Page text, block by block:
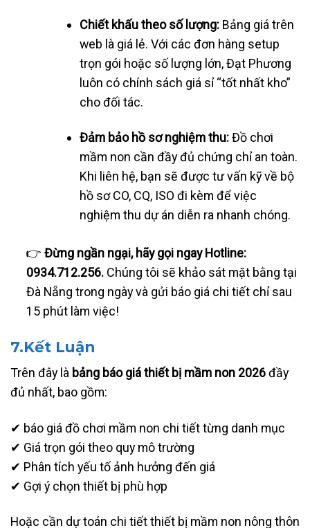
Chiết khấu theo số lượng: Bảng giá trên
web là giá lẻ. Với các đơn hàng setup
trọn gói hoặc số lượng lớn, Đạt Phương
luôn có chính sách giá sỉ “tốt nhất kho”
cho đối tác.
Đảm bảo hồ sơ nghiệm thu:Đồ chơi
mầm non cần đầy đủ chứng chỉ an toàn.
Khi liên hệ, bạn sẽ được tư vấn kỹ về bộ
hồ sơ CO, CQ, ISO đi kèm để việc
nghiệm thu dự án diễn ra nhanh chóng.
👉Đừng ngần ngại, hãy gọi ngay Hotline:
0934.712.256. Chúng tôi sẽ khảo sát mặt bằng tại
Đà Nẵng trong ngày và gửi báo giá chi tiết chỉ sau
15 phút làm việc!
7.Kết Luận
Trên đây là bảng báo giá thiết bị mầm non 2026đầy
đủ nhất, bao gồm:
✔ báo giá đồ chơi mầm non chi tiết từng danh mục
✔ Giá trọn gói theo quy mô trường
✔ Phân tích yếu tố ảnh hưởng đến giá
✔ Gợi ý chọn thiết bị phù hợp
Hoặc cần dự toán chi tiết thiết bị mầm non nông thôn